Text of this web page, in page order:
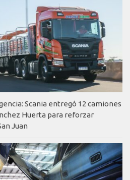
Scania entregó 12 camiones
Huerta para reforzar
Juan